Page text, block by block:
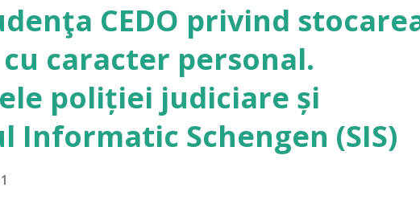
judecătorului la care am fost repartizați și redactarea
caietul de practică, care urmează să fie parte din
pentru acest an. În primul rând, mi-am dat seama
de conducere a ședinței de judecată. Indiferent
indiferent cât de multe cunoștințe de drept ai, vei
public în primul rând prin modul în care reu...
CEDO privind
caracter personal.
poliției judiciare și
Informatic Schengen (SIS)